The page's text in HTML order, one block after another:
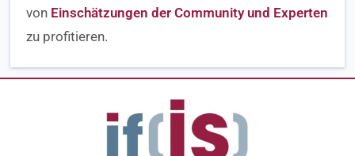
von Einschätzungen der Community und Experten
zu profitieren.